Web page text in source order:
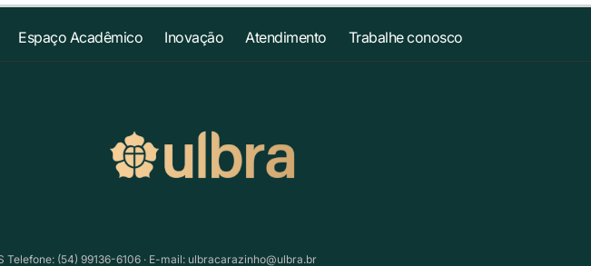
Espaço Acadêmico Inovação Atendimento Trabalhe conosco
(54) 99136-6106 · E-mail: ulbracarazinho@ulbra.br